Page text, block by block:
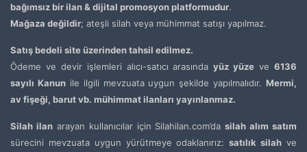
bağımsız bir ilan & dijital promosyon platformudur.
Mağaza değildir; ateşli silah veya mühimmat satışı yapılmaz.
Satış bedeli site üzerinden tahsil edilmez.
Ödeme ve devir işlemleri alıcı-satıcı arasındayüz yüze ve6136
sayılı Kanunile ilgili mevzuata uygun şekilde yapılmalıdır. Mermi,
av fişeği, barut vb. mühimmat ilanları yayınlanmaz.
Silah ilanarayan kullanıcılar için Silahilan.com’dasilah alım satım
sürecini mevzuata uygun yürütmeye odaklanırız:satılık silah ve